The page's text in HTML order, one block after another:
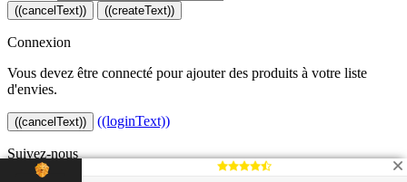
((cancelText)) ((createText))
Connexion
Vous devez être connecté pour ajouter des produits à votre liste
d'envies.
((cancelText)) ((loginText))
Suivez-nous